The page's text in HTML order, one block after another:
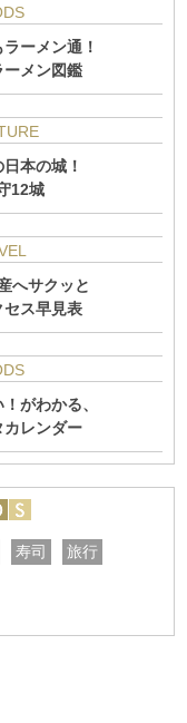
ーメン通！
ーメン図鑑
本の城！
12城
へサクッと
セス早見表
がわかる、
カレンダー
寿司 旅行